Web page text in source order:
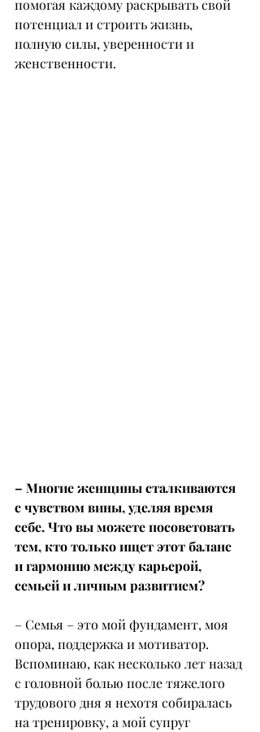
помогая каждому раскрывать свой
потенциал и строить жизнь,
полную силы, уверенности и
женственности.
– Многие женщины сталкиваются
с чувством вины, уделяя время
себе. Что вы можете посоветовать
тем, кто только ищет этот баланс
и гармонию между карьерой,
семьей и личным развитием?
– Семья – это мой фундамент, моя
опора, поддержка и мотиватор.
Вспоминаю, как несколько лет назад
с головной болью после тяжелого
трудового дня я нехотя собиралась
на тренировку, а мой супруг